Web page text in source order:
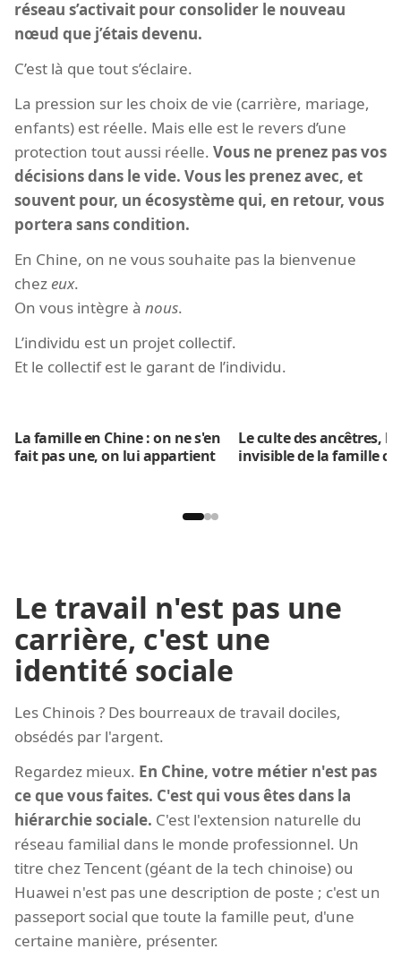
réseau s’activait pour consolider le nouveau
nœud que j’étais devenu.
C’est là que tout s’éclaire.
La pression sur les choix de vie (carrière, mariage,
enfants) est réelle. Mais elle est le revers d’une
protection tout aussi réelle. Vous ne prenez pas vos
décisions dans le vide. Vous les prenez avec, et
souvent pour, un écosystème qui, en retour, vous
portera sans condition.
En Chine, on ne vous souhaite pas la bienvenue
chezeux.
On vous intègre à nous.
L’individu est un projet collectif.
Et le collectif est le garant de l’individu.
La famille en Chine : on ne s'en
fait pas une, on lui appartient
Le culte des ancêtres,
invisible de la famille
Le travail n'est pas une
carrière, c'est une
identité sociale
Les Chinois ? Des bourreaux de travail dociles,
obsédés par l'argent.
Regardez mieux. En Chine, votre métier n'est pas
ce que vous faites. C'est qui vous êtes dans la
hiérarchie sociale. C'est l'extension naturelle du
réseau familial dans le monde professionnel. Un
titre chez Tencent (géant de la tech chinoise) ou
Huawei n'est pas une description de poste ; c'est un
passeport social que toute la famille peut, d'une
certaine manière, présenter.